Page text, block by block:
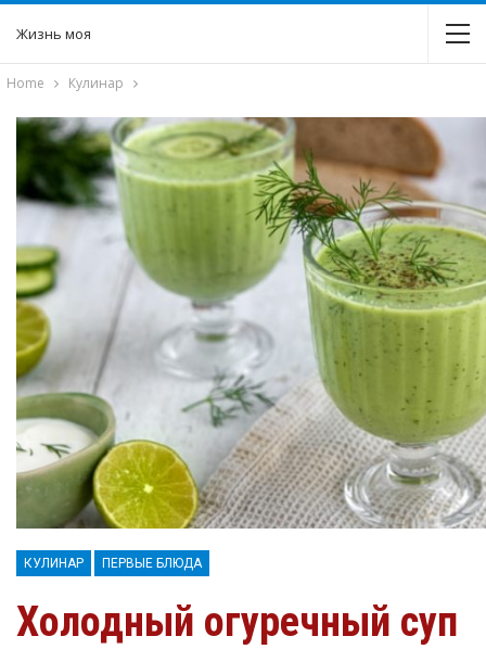
Жизнь моя
Home Кулинар
КУЛИНАР ПЕРВЫЕ БЛЮДА
Холодный огуречный суп